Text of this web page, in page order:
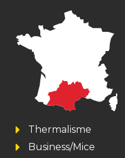
Thermalisme
Business/Mice